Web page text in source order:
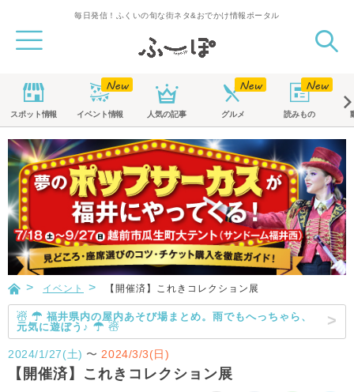
毎日発信！ふくいの旬な街ネタ&おでかけ情報ポータル
スポット情報 イベント情報 人気の記事 グルメ 読みもの
イベント 【開催済】これきコレクション展
☃ ☂ 福井県内の屋内あそび場まとめ。雨でもへっちゃら、
元気に遊ぼう♪ ☂ ☃
2024/1/27(土) 〜 2024/3/3(日)
【開催済】これきコレクション展